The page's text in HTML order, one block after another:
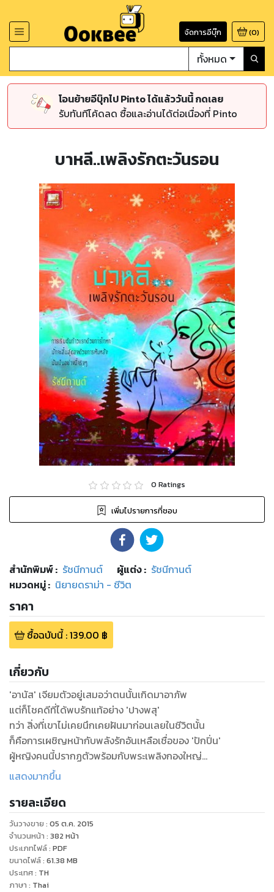
จัดการอีบุ๊ก (0)
ทั้งหมด
โอนย้ายอีบุ๊กไป Pinto ได้แล้ววันนี้ กดเลย
รับทันทีโค้ดลด ซื้อและอ่านได้ต่อเนื่องที่ Pinto
บาหลี..เพลิงรักตะวันรอน
0 Ratings
เพิ่มไปรายการที่ชอบ
สำนักพิมพ์: รัชนีกานต์ ผู้แต่ง : รัชนีกานต์
หมวดหมู่: นิยายดราม่า - ชีวิต
ราคา
ซื้อฉบับนี้:139.00 ฿
เกี่ยวกับ
'อานัส' เจียมตัวอยู่เสมอว่าตนนั้นเกิดมาอาภัพ
แต่ก็โชคดีที่ได้พบรักแท้อย่าง 'ปางพสุ'
ทว่า สิ่งที่เขาไม่เคยนึกเคยฝันมาก่อนเลยในชีวิตนั้น
ก็คือการเผชิญหน้ากับพลังรักอันเหลือเชื่อของ 'ปักปิ่น'
ผู้หญิงคนนี้ปรากฏตัวพร้อมกับพระเพลิงกองใหญ่
และเส้นทางร้อนสามสาย
เพื่อให้ทุกคนลุ้นระทึกว่าเส้นไหนกันนะที่เขา 'จะไม่เลือก'
แสดงมากขึ้น
รายละเอียด
วันวางขาย : 05 ต.ค. 2015
จำนวนหน้า : 382 หน้า
ประเภทไฟล์: PDF
ขนาดไฟล์: 61.38 MB
ประเทศ: TH
ภาษา : Thai